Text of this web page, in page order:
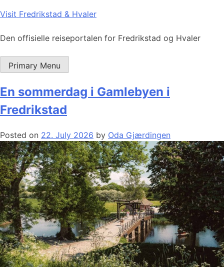
Skip
content
Visit Fredrikstad & Hvaler
Den offisielle reiseportalen for Fredrikstad og Hvaler
Primary Menu
En sommerdag i Gamlebyen i
Fredrikstad
Posted on 22. July 2026 by Oda Gjærdingen